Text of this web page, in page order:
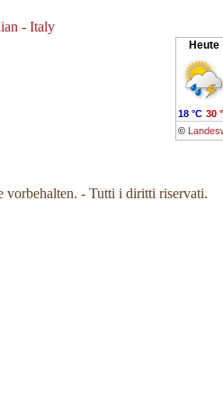
Heute
©
18 °C 30
- Tutti i diritti riservati.